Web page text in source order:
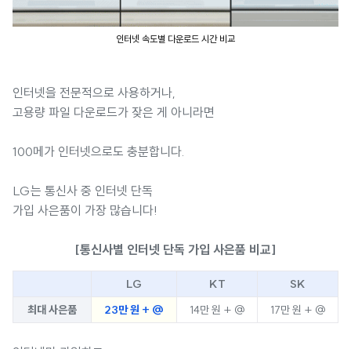
인터넷 속도별 다운로드 시간 비교
인터넷을 전문적으로 사용하거나,
고용량 파일 다운로드가 잦은 게 아니라면
100메가 인터넷으로도 충분합니다.
LG는 통신사 중 인터넷 단독
가입 사은품이 가장 많습니다!
[통신사별 인터넷 단독 가입 사은품 비교]
LG KT
SK
최대 사은품
23만 원 + @ 14만 원 + @ 17만 원 + @